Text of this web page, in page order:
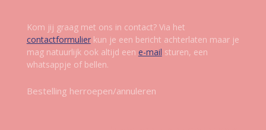
Kom jij graag met ons in contact? Via het
contactformulierkun je een bericht achterlaten maar je
mag natuurlijk ook altijd een e-mail sturen, een
whatsappje of bellen.
Bestelling herroepen/annuleren